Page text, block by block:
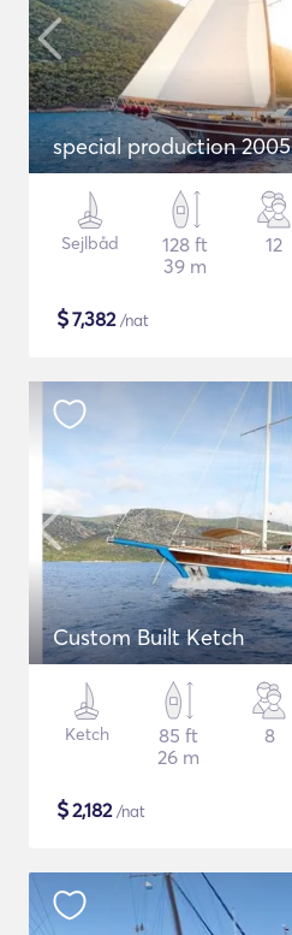
special production 2005
Sejlbåd
128 ft
39 m
12
$7,382/nat
Custom Built Ketch
Ketch
85 ft
26 m
8
$2,182/nat